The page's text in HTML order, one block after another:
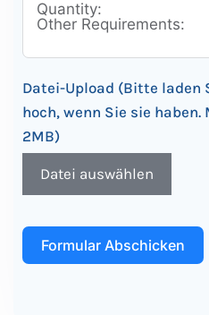
Datei-Upload (Bitte laden
hoch, wenn Sie sie
2MB)
Datei auswählen
Formular Abschicken